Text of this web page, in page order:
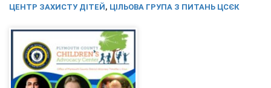
ЦЕНТР ЗАХИСТУ ДІТЕЙ, ЦІЛЬОВА ГРУПА З ПИТАНЬ ЦСЄК